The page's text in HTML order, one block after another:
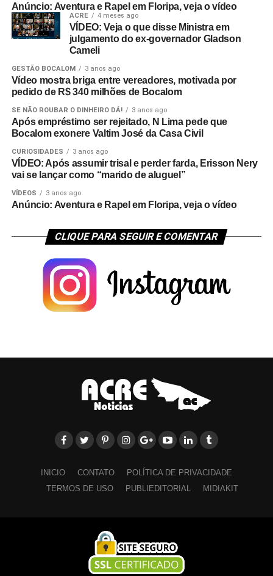
Anúncio: Aventura e Rapel em Floripa, veja o vídeo
ACRE 4 meses ago
VÍDEO: Veja o que disse Ministra em
julgamento do ex-governador Gladson
Cameli
GESTÃO BOCALOM 3 anos ago
Vídeo mostra briga entre vereadores, motivada por
pedido de R$ 340 milhões de Bocalom
SE NÃO ROUBAR O DINHEIRO DÁ! 3 anos ago
Após empréstimo ser rejeitado, N Lima pede que
Bocalom exonere Valtim José da Casa Civil
CURIOSIDADES 3 anos ago
VÍDEO: Após assumir trisal e perder farda, Erisson Nery
vai se lançar como “marido de aluguel”
VÍDEOS 3 anos ago
Anúncio: Aventura e Rapel em Floripa, veja o vídeo
CLIQUE PARA SEGUIR E COMENTAR
INICIO CONTATO
POLÍTICA DE PRIVACIDADE
TERMOS DE USO
PUBLIEDITORIAL MIDIAKIT